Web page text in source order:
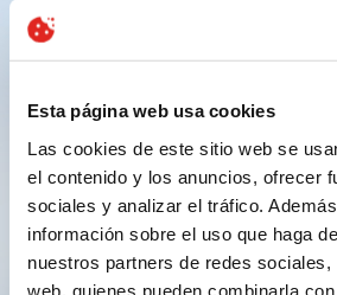
Esta página web usa cookies
Las cookies de este sitio web se
el contenido y los anuncios, ofrecer
sociales y analizar el tráfico.
información sobre el uso que haga
nuestros partners de redes
web, quienes pueden combinarla
Regístrese y